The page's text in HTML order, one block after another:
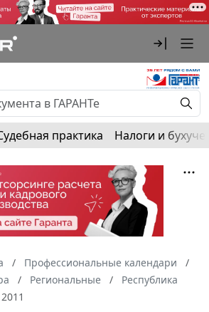
практика Налоги и
Профессиональные календари
Региональные
Республика